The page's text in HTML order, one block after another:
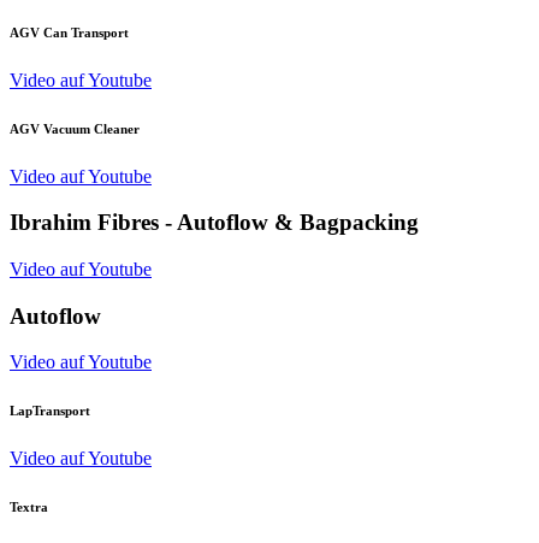
AGV Can Transport
Video auf Youtube
AGV Vacuum Cleaner
Video auf Youtube
Ibrahim Fibres - Autoflow & Bagpacking
Video auf Youtube
Autoflow
Video auf Youtube
LapTransport
Video auf Youtube
Textra